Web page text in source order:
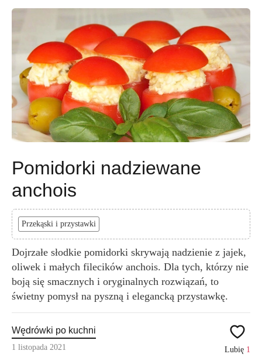
Pomidorki nadziewane
anchois
Przekąski i przystawki
Dojrzałe słodkie pomidorki skrywają nadzienie z jajek,
oliwek i małych filecików anchois. Dla tych, którzy nie
boją się smacznych i oryginalnych rozwiązań, to
świetny pomysł na pyszną i elegancką przystawkę.
Wędrówki po kuchni
1 listopada 2021 Lubię 1